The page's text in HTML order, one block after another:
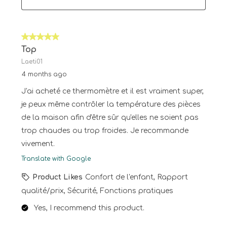
5 out of 5 stars.
Top
Laeti01
4 months ago
J'ai acheté ce thermomètre et il est vraiment super,
je peux même contrôler la température des pièces
de la maison afin d'être sûr qu'elles ne soient pas
trop chaudes ou trop froides. Je recommande
vivement.
Translate with Google
Product Likes Confort de l'enfant, Rapport
qualité/prix, Sécurité, Fonctions pratiques
Yes, I recommend this product.